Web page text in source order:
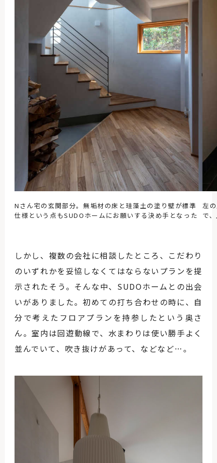
Nさん宅の玄関部分。無垢材の床と珪藻土の塗り壁が標準
仕様という点もSUDOホームにお願いする決め手となった
左
で
しかし、複数の会社に相談したところ、こだわり
のいずれかを妥協しなくてはならないプランを提
示されたそう。そんな中、SUDOホームとの出会
いがありました。初めての打ち合わせの時に、自
分で考えたフロアプランを持参したという奥さ
ん。室内は回遊動線で、水まわりは使い勝手よく
並んでいて、吹き抜けがあって、などなど…。